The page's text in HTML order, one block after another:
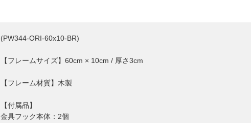
(PW344-ORI-60x10-BR)
【フレームサイズ】60cm × 10cm / 厚さ3cm
【フレーム材質】木製
【付属品】
金具フック本体：2個